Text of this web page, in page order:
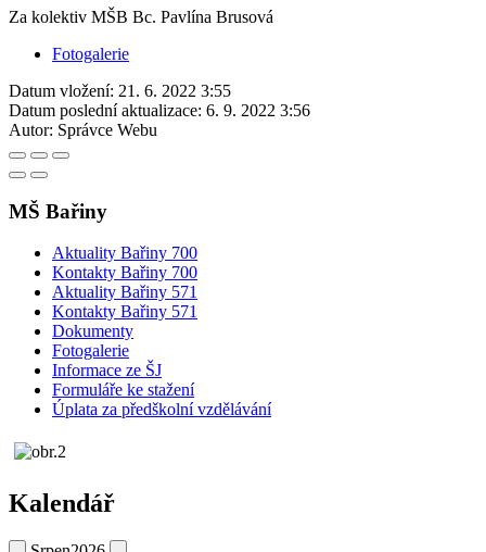
Za kolektiv MŠB Bc. Pavlína Brusová
Fotogalerie
Datum vložení: 21. 6. 2022 3:55
Datum poslední aktualizace: 6. 9. 2022 3:56
Autor: Správce Webu
MŠ Bařiny
Aktuality Bařiny 700
Kontakty Bařiny 700
Aktuality Bařiny 571
Kontakty Bařiny 571
Dokumenty
Fotogalerie
Informace ze ŠJ
Formuláře ke stažení
Úplata za předškolní vzdělávání
Kalendář